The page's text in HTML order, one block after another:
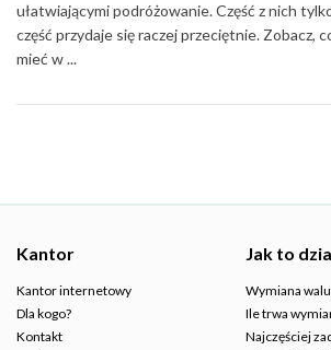
ułatwiającymi podróżowanie. Część z nich
część przydaje się raczej przeciętnie. Zobacz,
mieć w ...
Kantor
Kantor internetowy
Dla kogo?
Kontakt
Jak to
Wymiana
Ile trwa
Najczęściej